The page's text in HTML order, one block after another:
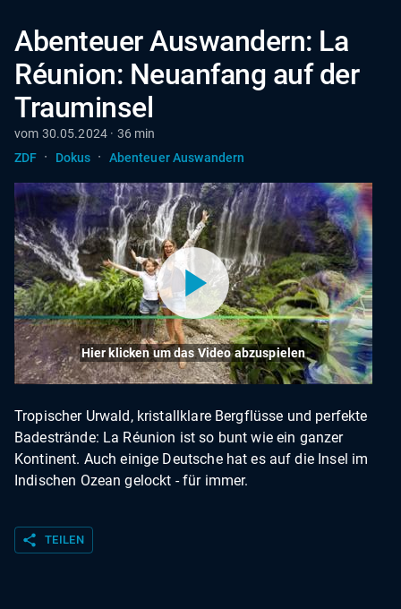
Abenteuer Auswandern: La
Réunion: Neuanfang auf der
Trauminsel
vom 30.05.2024 · 36 min
ZDF · Dokus · Abenteuer Auswandern
Hier klicken um das Video abzuspielen
Tropischer Urwald, kristallklare Bergflüsse und perfekte
Badestrände: La Réunion ist so bunt wie ein ganzer
Kontinent. Auch einige Deutsche hat es auf die Insel im
Indischen Ozean gelockt - für immer.
share TEILEN